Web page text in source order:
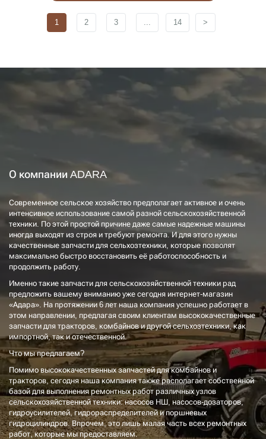
1 2 3 ... 14 >
О компании ADARA
Современное сельское хозяйство предполагает активное и очень
интенсивное использование самой разной сельскохозяйственной
техники. По этой простой причине даже самые надежные машины
иногда выходят из строя и требуют ремонта. И для этого нужны
качественные запчасти для сельхозтехники, которые позволят
максимально быстро восстановить её работоспособность и
продолжить работу.
Именно такие запчасти для сельскохозяйственной техники рад
предложить вашему вниманию уже сегодня интернет-магазин
«Адара». На протяжении 6 лет наша компания успешно работает в
этом направлении, предлагая своим клиентам высококачественные
запчасти для тракторов, комбайнов и другой сельхозтехники, как
импортной, так и отечественной.
Что мы предлагаем?
Помимо высококачественных запчастей для комбайнов и
тракторов, сегодня наша компания также располагает собственной
базой для выполнения ремонтных работ различных узлов
сельскохозяйственной техники: насосов НШ, насосов-дозаторов,
гидроусилителей, гидрораспределителей и поршневых
гидроцилиндров. Впрочем, это лишь малая часть всех ремонтных
работ, которые мы предоставляем.